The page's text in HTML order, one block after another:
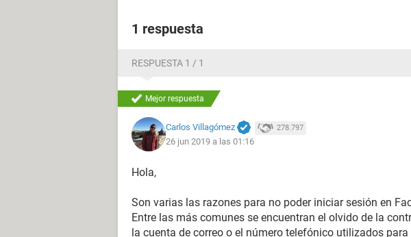
1 respuesta
RESPUESTA 1 / 1
Mejor respuesta
Carlos Villagómez 278.797
26 jun 2019 a las 01:16
Hola,
Son varias las razones para no poder iniciar sesión en
Entre las más comunes se encuentran el olvido de la
la cuenta de correo o el número telefónico utilizados para